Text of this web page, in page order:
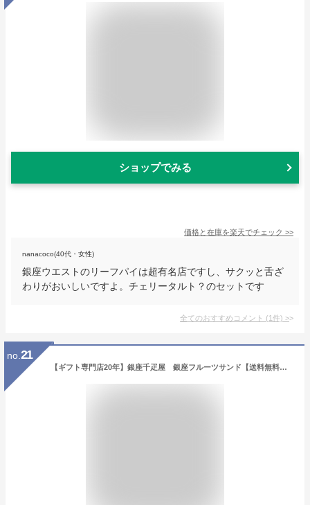
ショップでみる
価格と在庫を楽天でチェック >>
nanacoco(40代・女性)
銀座ウエストのリーフパイは超有名店ですし、サクッと舌ざ
わりがおいしいですよ。チェリータルト？のセットです
全てのおすすめコメント (1件) >
no. 21
【ギフト専門店20年】銀座千疋屋 銀座フルーツサンド【送料無料※600円相当】,スイーツ,ギフト,贈り物